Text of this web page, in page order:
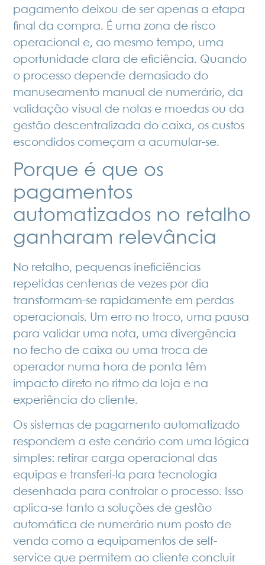
pagamento deixou de ser apenas a etapa
final da compra. É uma zona de risco
operacional e, ao mesmo tempo, uma
oportunidade clara de eficiência. Quando
o processo depende demasiado do
manuseamento manual de numerário, da
validação visual de notas e moedas ou da
gestão descentralizada do caixa, os custos
escondidos começam a acumular-se.
Porque é que os
pagamentos
automatizados no retalho
ganharam relevância
No retalho, pequenas ineficiências
repetidas centenas de vezes por dia
transformam-se rapidamente em perdas
operacionais. Um erro no troco, uma pausa
para validar uma nota, uma divergência
no fecho de caixa ou uma troca de
operador numa hora de ponta têm
impacto direto no ritmo da loja e na
experiência do cliente.
Os sistemas de pagamento automatizado
respondem a este cenário com uma lógica
simples: retirar carga operacional das
equipas e transferi-la para tecnologia
desenhada para controlar o processo. Isso
aplica-se tanto a soluções de gestão
automática de numerário num posto de
venda como a equipamentos de self-
service que permitem ao cliente concluir